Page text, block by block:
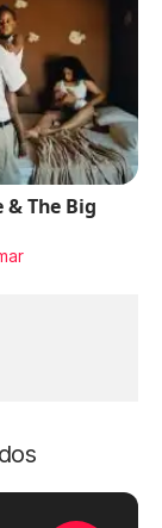
& The Big